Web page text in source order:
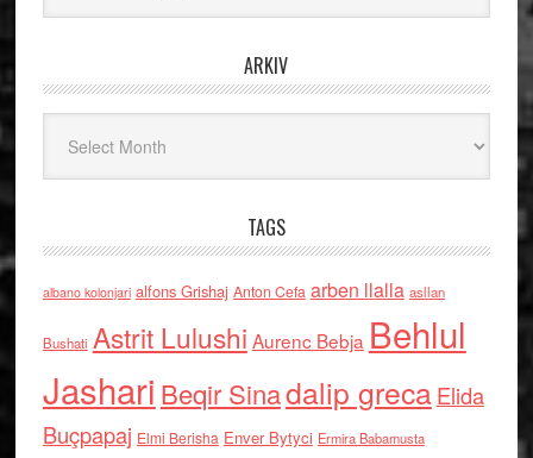
ARKIV
TAGS
albano kolonjari alfons Grishaj Anton Cefa arben llalla asllan
Bushati Astrit Lulushi Aurenc Bebja Behlul
Jashari Beqir Sinadalip grecaElida
Buçpapaj Elmi Berisha Enver Bytyci Ermira Babamusta